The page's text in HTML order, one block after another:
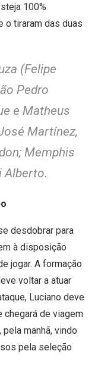
100%
o tiraram das duas
(Felipe
Pedro
e Matheus
Martínez,
Memphis
Alberto.
desdobrar para
à disposição
jogar. A formação
voltar a atuar
Luciano deve
chegará de viagem
manhã, vindo
pela seleção